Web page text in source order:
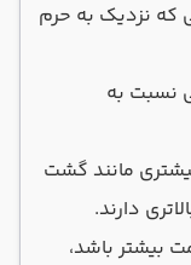
نزدیک به حرم
نسبت به
مانند گشت
دارند.
بیشتر باشد،